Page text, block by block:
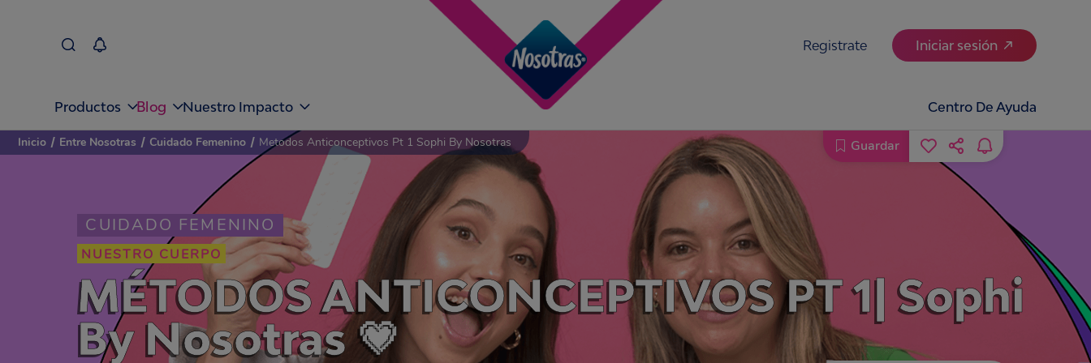
Registrate Iniciar sesión
Productos Blog Nuestro Impacto Centro De Ayuda
CUIDADO FEMENINO
NUESTRO CUERPO
MÉTODOS ANTICONCEPTIVOS PT 1| Sophi
By Nosotras 💗
Inicio / Entre Nosotras / Cuidado Femenino / Metodos Anticonceptivos Pt 1 Sophi By Nosotras Guardar